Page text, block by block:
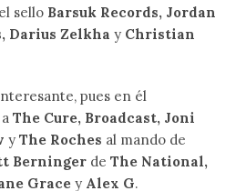
sello Barsuk Records, Jordan
Darius Zelkha y Christian
pues en él
The Cure, Broadcast, Joni
yThe Roches al mando de
Berninger deThe National,
Gracey Alex G.